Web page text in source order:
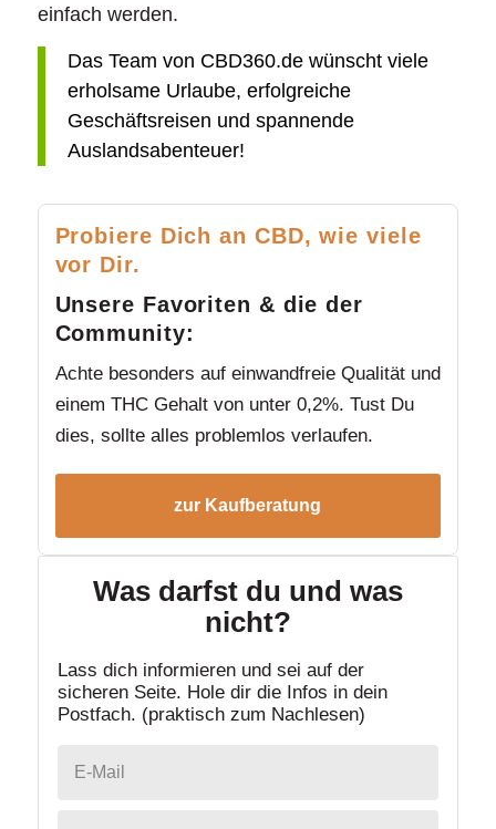
einfach werden.
Das Team von CBD360.de wünscht viele
erholsame Urlaube, erfolgreiche
Geschäftsreisen und spannende
Auslandsabenteuer!
Probiere Dich an CBD, wie viele
vor Dir.
Unsere Favoriten & die der
Community:
Achte besonders auf einwandfreie Qualität und
einem THC Gehalt von unter 0,2%. Tust Du
dies, sollte alles problemlos verlaufen.
zur Kaufberatung
Was darfst du und was
nicht?
Lass dich informieren und sei auf der
sicheren Seite. Hole dir die Infos in dein
Postfach. (praktisch zum Nachlesen)